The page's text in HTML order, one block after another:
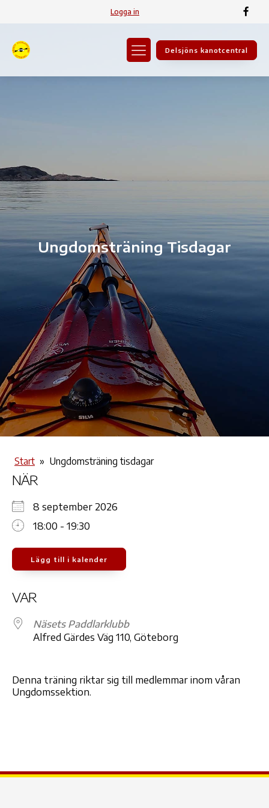
Logga in
Delsjöns kanotcentral
Ungdomsträning Tisdagar
Start » Ungdomsträning tisdagar
NÄR
8 september 2026
18:00 - 19:30
Lägg till i kalender
VAR
Näsets Paddlarklubb
Alfred Gärdes Väg 110, Göteborg
Denna träning riktar sig till medlemmar inom våran
Ungdomssektion.